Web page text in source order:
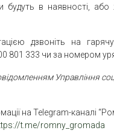
будуть в наявності,
дзвоніть на
801 333 чи за номером
Управління
на Telegram-каналі
t.me/romny_gromada